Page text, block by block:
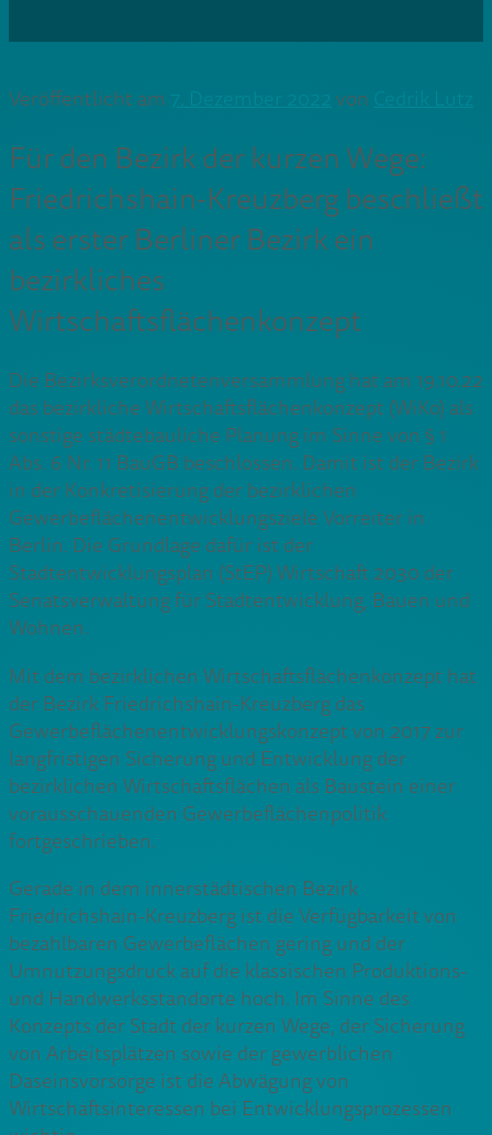
Veröffentlicht am von
Für den Bezirk der kurzen Wege:
Friedrichshain-Kreuzberg beschließt
als erster Berliner Bezirk ein
bezirkliches
Wirtschaftsflächenkonzept
Die Bezirksverordnetenversammlung hat am 19.10.22
das bezirkliche Wirtschaftsflächenkonzept (WiKo) als
sonstige städtebauliche Planung im Sinne von § 1
Abs. 6 Nr. 11 BauGB beschlossen. Damit ist der Bezirk
in der Konkretisierung der bezirklichen
Gewerbeflächenentwicklungsziele Vorreiter in
Berlin. Die Grundlage dafür ist der
Stadtentwicklungsplan (StEP) Wirtschaft 2030 der
Senatsverwaltung für Stadtentwicklung, Bauen und
Wohnen.
Mit dem bezirklichen Wirtschaftsflächenkonzept hat
der Bezirk Friedrichshain-Kreuzberg das
Gewerbeflächenentwicklungskonzept von 2017 zur
langfristigen Sicherung und Entwicklung der
bezirklichen Wirtschaftsflächen als Baustein einer
vorausschauenden Gewerbeflächenpolitik
fortgeschrieben.
Gerade in dem innerstädtischen Bezirk
Friedrichshain-Kreuzberg ist die Verfügbarkeit von
bezahlbaren Gewerbeflächen gering und der
Umnutzungsdruck auf die klassischen Produktions-
und Handwerksstandorte hoch. Im Sinne des
Konzepts der Stadt der kurzen Wege, der Sicherung
von Arbeitsplätzen sowie der gewerblichen
Daseinsvorsorge ist die Abwägung von
Wirtschaftsinteressen bei Entwicklungsprozessen